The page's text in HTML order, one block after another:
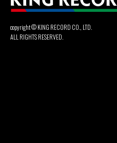
copyright © KING RECORD CO., LTD.
ALL RIGHTS RESERVED.